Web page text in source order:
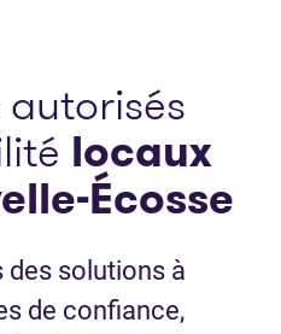
locaux
Écosse
des solutions à
de confiance,